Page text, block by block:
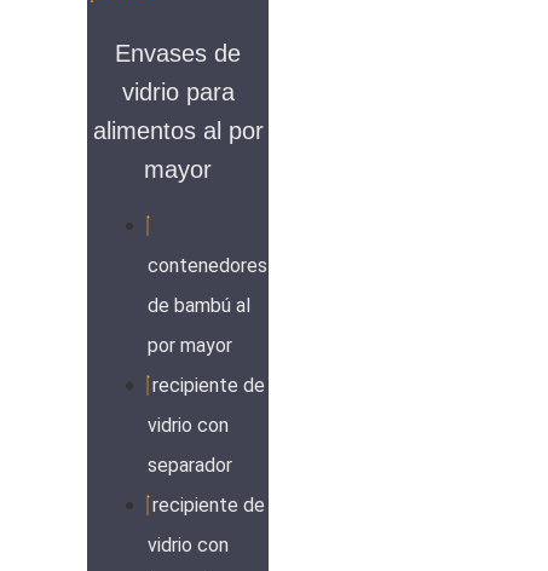
Envases de
vidrio para
alimentos al por
mayor
contenedores
de bambú al
por mayor
recipiente de
vidrio con
separador
recipiente de
vidrio con